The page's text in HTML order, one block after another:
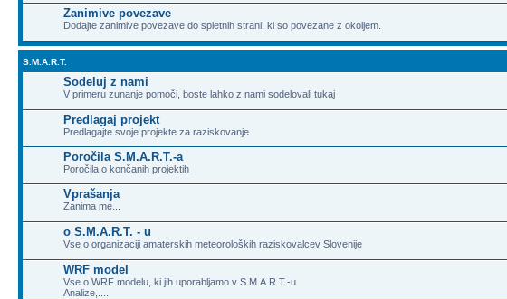
Zanimive povezave
Dodajte zanimive povezave do spletnih strani, ki so povezane z okoljem.
S.M.A.R.T.
Sodeluj z nami
V primeru zunanje pomoči, boste lahko z nami sodelovali tukaj
Predlagaj projekt
Predlagajte svoje projekte za raziskovanje
Poročila S.M.A.R.T.-a
Poročila o končanih projektih
Vprašanja
Zanima me...
o S.M.A.R.T. - u
Vse o organizaciji amaterskih meteoroloških raziskovalcev Slovenije
WRF model
Vse o WRF modelu, ki jih uporabljamo v S.M.A.R.T.-u
Analize,....